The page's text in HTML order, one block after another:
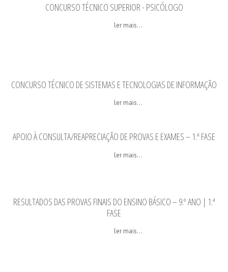
CONCURSO TÉCNICO SUPERIOR - PSICÓLOGO
ler mais...
CONCURSO TÉCNICO DE SISTEMAS E TECNOLOGIAS DE INFORMAÇÃO
ler mais...
APOIO À CONSULTA/REAPRECIAÇÃO DE PROVAS E EXAMES – 1.ª FASE
ler mais...
RESULTADOS DAS PROVAS FINAIS DO ENSINO BÁSICO – 9.º ANO | 1.ª
FASE
ler mais...